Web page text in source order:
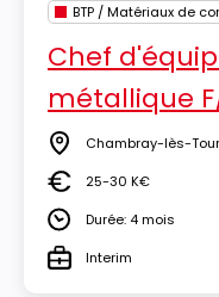
Chef
métallique
Lieu Chambray-lès-
Salaire25-30 K€
DuréeDurée: 4 mois
TypeInterim